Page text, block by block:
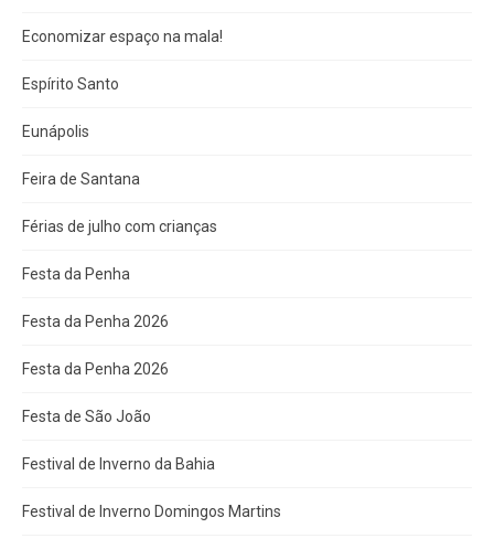
Economizar espaço na mala!
Espírito Santo
Eunápolis
Feira de Santana
Férias de julho com crianças
Festa da Penha
Festa da Penha 2026
Festa da Penha 2026
Festa de São João
Festival de Inverno da Bahia
Festival de Inverno Domingos Martins